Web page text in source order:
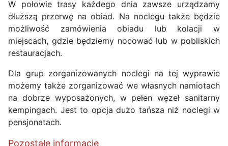
W połowie trasy każdego dnia zawsze urządzamy
dłuższą przerwę na obiad. Na noclegu także będzie
możliwość zamówienia obiadu lub kolacji w
miejscach, gdzie będziemy nocować lub w pobliskich
restauracjach.
Dla grup zorganizowanych noclegi na tej wyprawie
możemy także zorganizować we własnych namiotach
na dobrze wyposażonych, w pełen węzeł sanitarny
kempingach. Jest to opcja dużo tańsza niż noclegi w
pensjonatach.
Pozostałe informacje